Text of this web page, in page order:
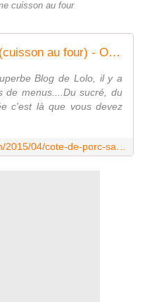
cuisson au four
Côte de porc, sauce crème (cuisson au four) - Oh, la gourmande..
Blog de Lolo, il y a
de menus....Du sucré, du
c'est là que vous devez